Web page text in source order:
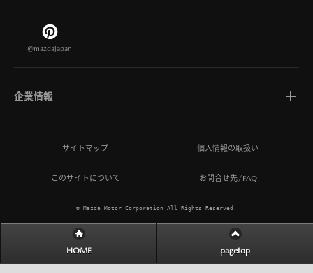
@mazdajapan
企業情報
マツダについて
ひとを想う価値創造
サステナビリティ
サイトマップ 個人情報の取扱い
このサイトについて お問合せ先/FAQ
© Mazda Motor Corporation All Rights Reserved.
HOME pagetop